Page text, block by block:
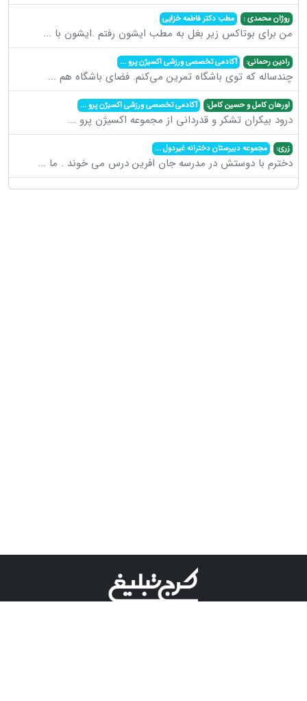
روژان محمدی : مطب دکتر فاطمه خزایی
من برای بوتاکس زیر بغل به مطب ایشون رفتم .ایشون با ...
رادین رحمانی: آکادمی تخصصی ورزشی اکسیژن پرو...
چندساله که توی باشگاه تمرین می‌کنم. فضای باشگاه هم ...
اورهان کامل و حسین کامل: آکادمی تخصصی ورزشی اکسیژن پرو...
درود بیکران تشکر و قدردانی از مجموعه اکسیژن پرو ...
زری: مجموعه دبیرستان دخترانه غیردول...
دخترم با دوستش در مدرسه جان افرین درس می خوند . ما ...